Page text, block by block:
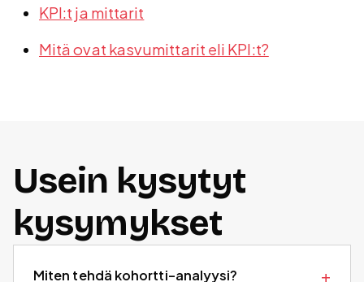
KPI:t ja mittarit
Mitä ovat kasvumittarit eli KPI:t?
Usein kysytyt
kysymykset
Miten tehdä kohortti-analyysi?